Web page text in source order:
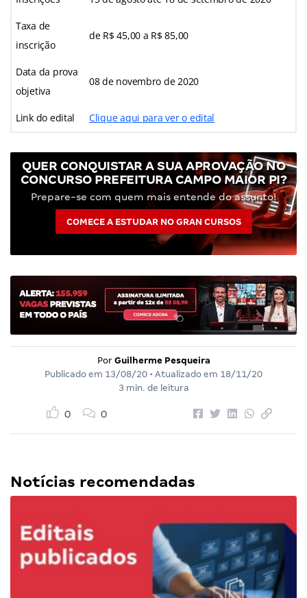
Taxa de
inscrição
de R$ 45,00 a R$ 85,00
Data da prova
objetiva
08 de novembro de 2020
Link do edital Clique aqui para ver o edital
QUER CONQUISTAR A SUA APROVAÇÃO NO
CONCURSO PREFEITURA CAMPO MAIOR PI?
Prepare-se com quem mais entende do assunto!
COMECE A ESTUDAR NO GRAN CURSOS
Por Guilherme Pesqueira
Publicado em 13/08/20 • Atualizado em 18/11/20
3 min. de leitura
0 0
Notícias recomendadas